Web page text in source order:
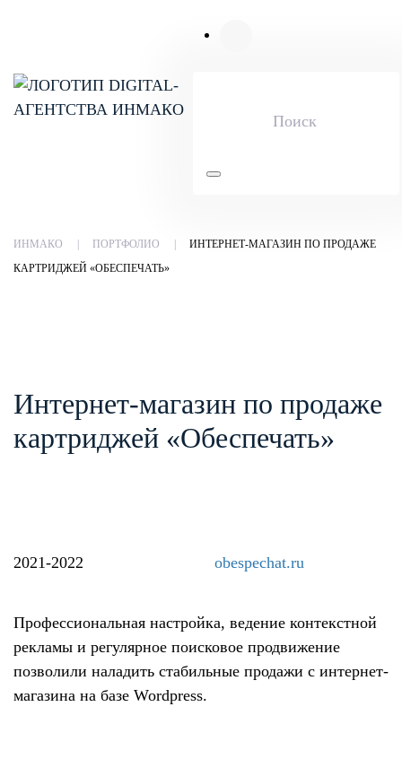
ИНМАКО ПОРТФОЛИО
ИНТЕРНЕТ-МАГАЗИН ПО ПРОДАЖЕ
КАРТРИДЖЕЙ «ОБЕСПЕЧАТЬ»
Интернет-магазин по продаже
картриджей «Обеспечать»
2021-2022 obespechat.ru
Профессиональная настройка, ведение контекстной
рекламы и регулярное поисковое продвижение
позволили наладить стабильные продажи с интернет-
магазина на базе Wordpress.